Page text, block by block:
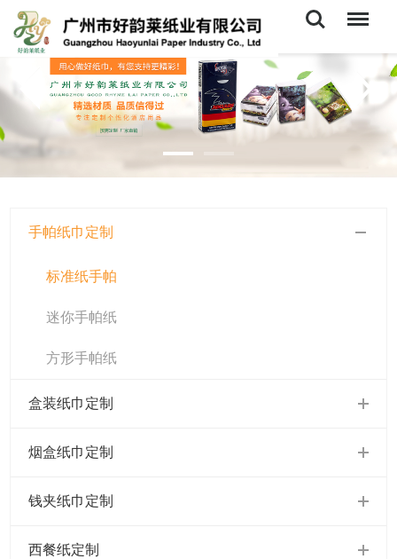
Search
手帕纸巾定制
标准纸手帕
迷你手帕纸
方形手帕纸
盒装纸巾定制
烟盒纸巾定制
钱夹纸巾定制
西餐纸定制